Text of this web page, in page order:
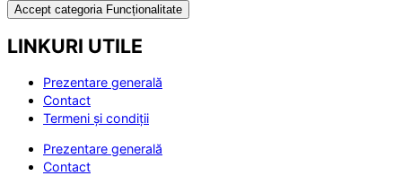
Accept categoria Funcționalitate
LINKURI UTILE
Prezentare generală
Contact
Termeni și condiții
Prezentare generală
Contact